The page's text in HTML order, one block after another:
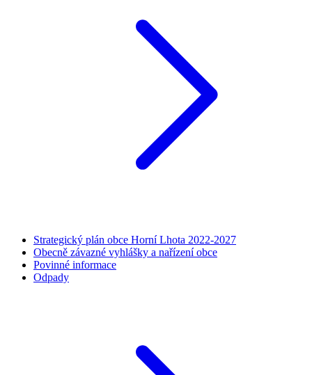
Strategický plán obce Horní Lhota 2022-2027
Obecně závazné vyhlášky a nařízení obce
Povinné informace
Odpady